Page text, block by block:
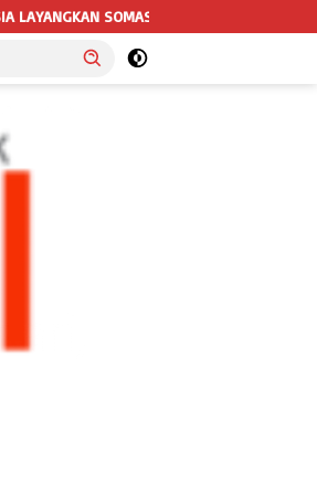
TERAKHIR KEPADA RUTAN KELAS IIB